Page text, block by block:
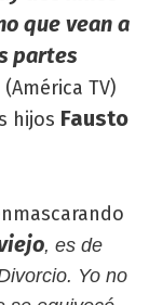
que vean a
partes
(América TV)
hijos Fausto
, es de
Yo no